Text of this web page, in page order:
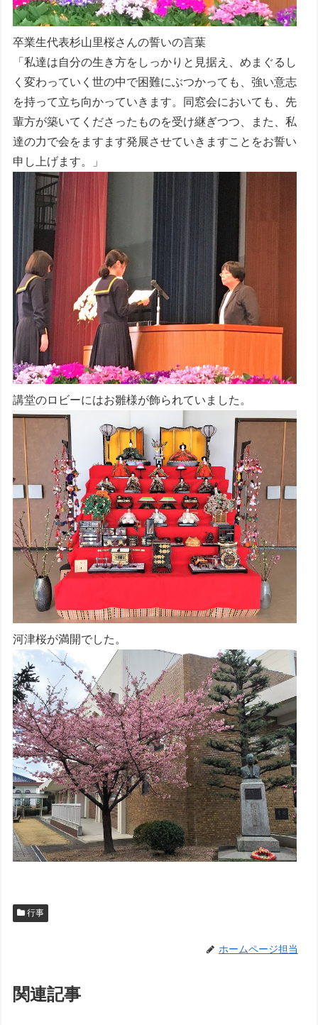
卒業生代表杉山里桜さんの誓いの言葉
「私達は自分の生き方をしっかりと見据え、めまぐるし
く変わっていく世の中で困難にぶつかっても、強い意志
を持って立ち向かっていきます。同窓会においても、先
輩方が築いてくださったものを受け継ぎつつ、また、私
達の力で会をますます発展させていきますことをお誓い
申し上げます。」
講堂のロビーにはお雛様が飾られていました。
河津桜が満開でした。
行事
ホームページ担当
関連記事